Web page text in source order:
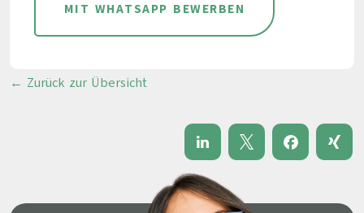
MIT WHATSAPP BEWERBEN
← Zurück zur Übersicht